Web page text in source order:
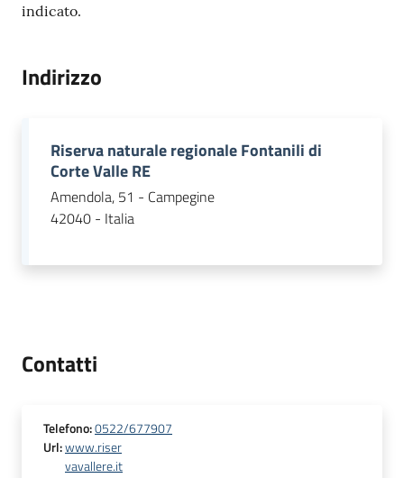
indicato.
Indirizzo
Riserva naturale regionale Fontanili di
Corte Valle RE
Amendola, 51 - Campegine
42040 - Italia
Contatti
Telefono:0522/677907
Url:www.riser
vavallere.it